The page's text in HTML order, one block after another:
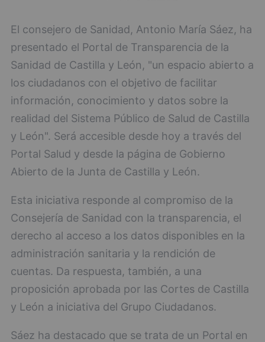
El consejero de Sanidad, Antonio María Sáez, ha
presentado el Portal de Transparencia de la
Sanidad de Castilla y León, "un espacio abierto a
los ciudadanos con el objetivo de facilitar
información, conocimiento y datos sobre la
realidad del Sistema Público de Salud de Castilla
y León". Será accesible desde hoy a través del
Portal Salud y desde la página de Gobierno
Abierto de la Junta de Castilla y León.
Esta iniciativa responde al compromiso de la
Consejería de Sanidad con la transparencia, el
derecho al acceso a los datos disponibles en la
administración sanitaria y la rendición de
cuentas. Da respuesta, también, a una
proposición aprobada por las Cortes de Castilla
y León a iniciativa del Grupo Ciudadanos.
Sáez ha destacado que se trata de un Portal en